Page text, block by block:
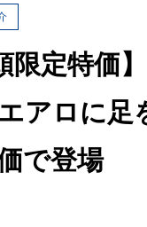
限定特価
アロに足
で登場